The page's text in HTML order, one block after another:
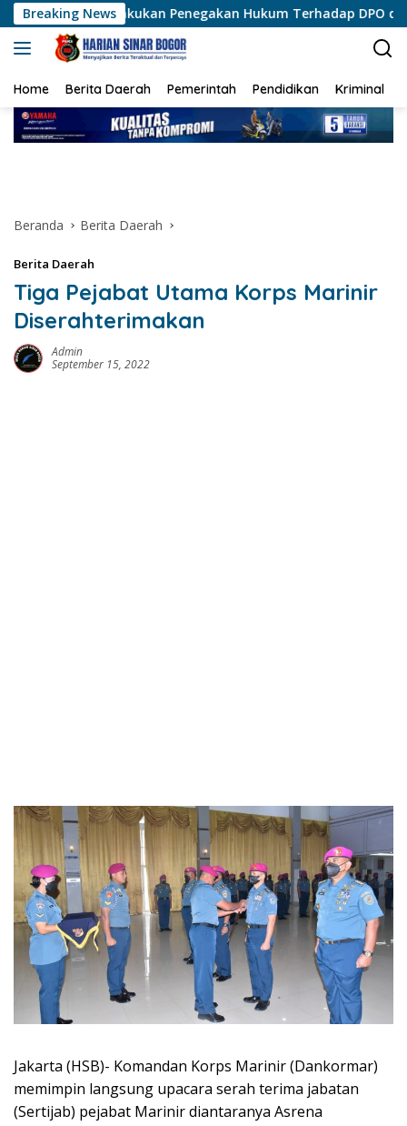
Langsung
ke
konten
Breaking News
Penegakan Hukum Terhadap DPO di Tembagapura
Home Berita Daerah Pemerintah Pendidikan Kriminal
Beranda Berita Daerah
Berita Daerah
Tiga Pejabat Utama Korps Marinir
Diserahterimakan
Admin
September 15, 2022
Jakarta (HSB)- Komandan Korps Marinir (Dankormar)
memimpin langsung upacara serah terima jabatan
(Sertijab) pejabat Marinir diantaranya Asrena